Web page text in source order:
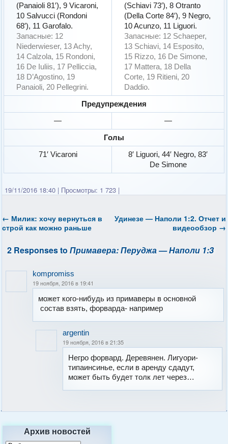
(Panaioli 81′), 9 Vicaroni,
10 Salvucci (Rondoni
68′), 11 Garofalo.
Запасные: 12
Niederwieser, 13 Achy,
14 Calzola, 15 Rondoni,
16 De Iuliis, 17 Pelliccia,
18 D’Agostino, 19
Panaioli, 20 Pellegrini.
(Schiavi 73′), 8 Otranto
(Della Corte 84′), 9 Negro,
10 Acunzo, 11 Liguori.
Запасные: 12 Schaeper,
13 Schiavi, 14 Esposito,
15 Rizzo, 16 De Simone,
17 Mattera, 18 Della
Corte, 19 Ritieni, 20
Daddio.
Предупреждения
—
—
Голы
71′ Vicaroni
8′ Liguori, 44′ Negro, 83′
De Simone
19/11/2016 18:40 | Просмотры: 1 723 |
← Милик: хочу вернуться в
строй как можно раньше
Удинезе — Наполи 1:2. Отчет и
видеообзор →
2 Responses toПримавера: Перуджа — Наполи 1:3
kompromiss
19 ноября, 2016 в 19:41
может кого-нибудь из примаверы в основной
состав взять, форварда- например
argentin
19 ноября, 2016 в 21:35
Негро форвард. Деревянен. Лигуори-
типаинсинье, если в аренду сдадут,
может быть будет толк лет через…
Архив новостей